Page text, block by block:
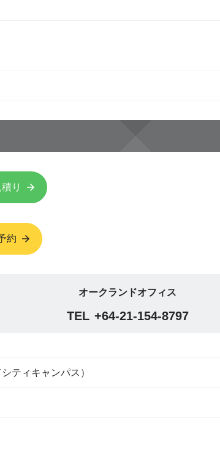
り
約
オークランドオフィス
TEL +64-21-154-8797
ティキャンパス）